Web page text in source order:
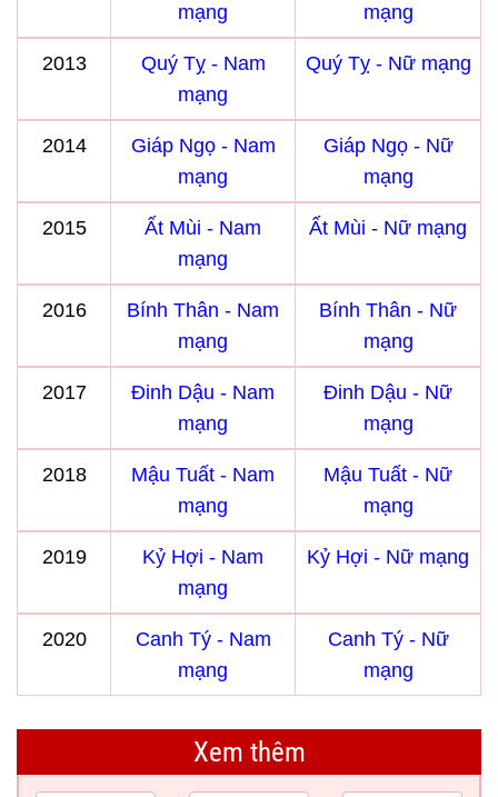
mạng
mạng
2013
Quý Tỵ - Nam
mạng
Quý Tỵ - Nữ mạng
2014
Giáp Ngọ - Nam
mạng
Giáp Ngọ - Nữ
mạng
2015
Ất Mùi - Nam
mạng
Ất Mùi - Nữ mạng
2016
Bính Thân - Nam
mạng
Bính Thân - Nữ
mạng
2017
Đinh Dậu - Nam
mạng
Đinh Dậu - Nữ
mạng
2018
Mậu Tuất - Nam
mạng
Mậu Tuất - Nữ
mạng
2019
Kỷ Hợi - Nam
mạng
Kỷ Hợi - Nữ mạng
2020
Canh Tý - Nam
mạng
Canh Tý - Nữ
mạng
Xem thêm